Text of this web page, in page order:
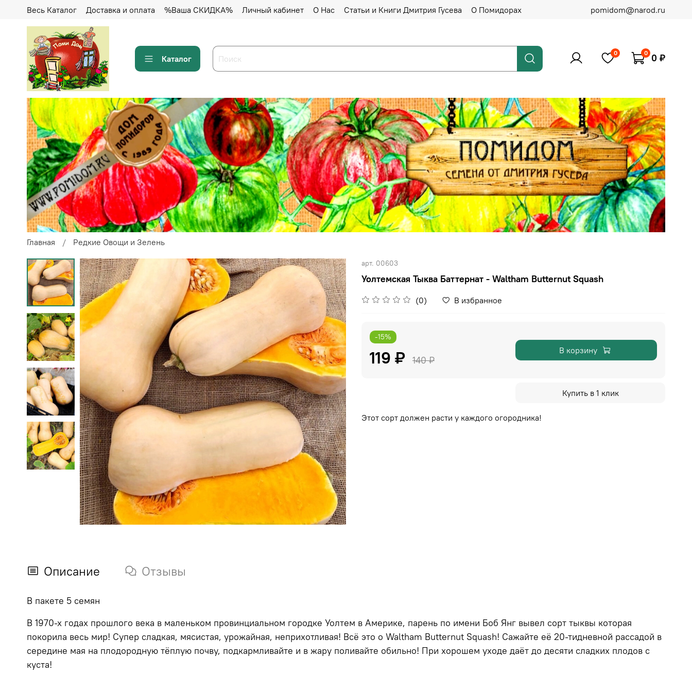
Весь Каталог Доставка и оплата %Ваша СКИДКА% Личный кабинет О Нас Статьи и Книги Дмитрия Гусева О Помидорах pomidom@narod.ru
Каталог
0 0 0 ₽
Главная Редкие Овощи и Зелень
арт. 00603
Уолтемская Тыква Баттернат - Waltham Butternut Squash
(0) В избранное
-15%
119 ₽ 140 ₽
В корзину
Купить в 1 клик
Этот сорт должен расти у каждого огородника!
Описание Отзывы
В пакете 5 семян
В 1970-х годах прошлого века в маленьком провинциальном городке Уолтем в Америке, парень по имени Боб Янг вывел сорт тыквы которая
покорила весь мир! Супер сладкая, мясистая, урожайная, неприхотливая! Всё это о Waltham Butternut Squash! Сажайте её 20-тидневной рассадой в
середине мая на плодородную тёплую почву, подкармливайте и в жару поливайте обильно! При хорошем уходе даёт до десяти сладких плодов с
куста!